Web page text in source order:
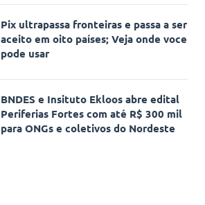
Pix ultrapassa fronteiras e passa a ser
aceito em oito países; Veja onde voce
pode usar
BNDES e Insituto Ekloos abre edital
Periferias Fortes com até R$ 300 mil
para ONGs e coletivos do Nordeste